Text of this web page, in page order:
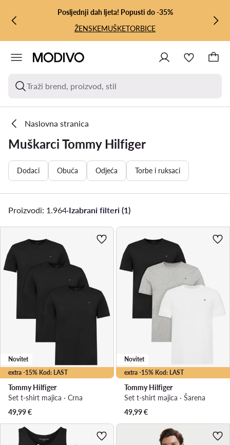
PRIJEĐI NA GLAVNI SADRŽAJ
PRIJEĐI NA PRETRAŽIVANJE
Posljednji dah ljeta! Popusti do -35%
ŽENSKEMUŠKETORBICE
Traži brend, proizvod, stil
Naslovna stranica
Muškarci Tommy Hilfiger
Dodaci Obuća Odjeća Torbe i ruksaci
Proizvodi: 1.964·Izabrani filteri (1)
extra -15% Kod: LAST
Novitet
Tommy Hilfiger
Set t-shirt majica · Crna
49,99€
extra -15% Kod: LAST
Novitet
Tommy Hilfiger
Set t-shirt majica · Šarena
49,99€